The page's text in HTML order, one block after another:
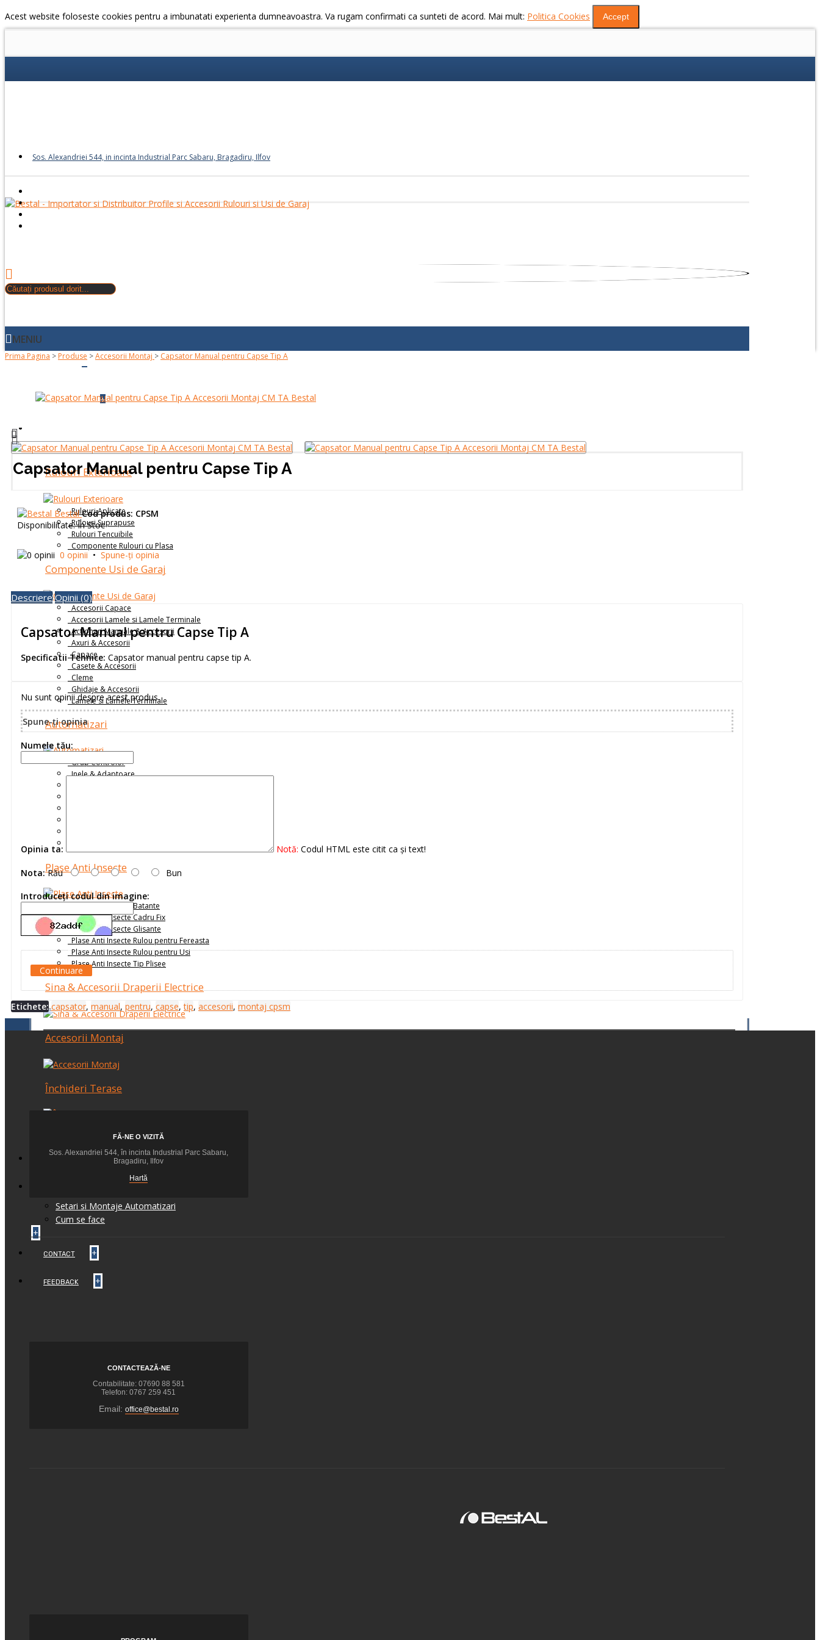
Acest website foloseste cookies pentru a imbunatati experienta dumneavoastra. Va rugam confirmati ca sunteti de acord. Mai mult: Politica Cookies Accept
Sos. Alexandriei 544, in incinta Industrial Parc Sabaru, Bragadiru, Ilfov
MENIU
DESPRE NOI +
Rulouri Exterioare
Rulouri Aplicate
Rulouri Suprapuse
Rulouri Tencuibile
Componente Rulouri cu Plasa
Componente Usi de Garaj
Accesorii Capace
Accesorii Lamele si Lamele Terminale
Actionari Manuale & Accesorii
Axuri & Accesorii
Capace
Casete & Accesorii
Cleme
Ghidaje & Accesorii
Lamele si Lamele Terminale
Automatizari
Grup Controlor
Inele & Adaptoare
Plase Anti Insecte
Plase Anti Insecte Batante
Plase Anti Insecte Cadru Fix
Plase Anti Insecte Glisante
Plase Anti Insecte Rulou pentru Fereasta
Plase Anti Insecte Rulou pentru Usi
Plase Anti Insecte Tip Plisee
Sina & Accesorii Draperii Electrice
Accesorii Montaj
Închideri Terase
+
Setari si Montaje Automatizari
Cum se face
+
CONTACT +
FEEDBACK +
Prima Pagina > Produse >Accesorii Montaj > Capsator Manual pentru Capse Tip A
Capsator Manual pentru Capse Tip A
BestalCod produs: CPSM
Disponibilitate: În Stoc
0 opinii • Spune-ţi opinia
Descriere Opinii (0)
Capsator Manual pentru Capse Tip A
Specificatii Tehnice: Capsator manual pentru capse tip A.
Nu sunt opinii despre acest produs.
Spune-ţi opinia
Numele tău:
Opinia ta: Notă: Codul HTML este citit ca şi text!
Nota: Rău
Bun
Introduceţi codul din imagine:
Continuare
Etichete: capsator, manual, pentru, capse,tip, accesorii, montaj cpsm
FĂ-NE O VIZITĂ
Sos. Alexandriei 544, în incinta Industrial Parc Sabaru,
Bragadiru, Ilfov
Hartă
CONTACTEAZĂ-NE
Contabilitate: 07690 88 581
Telefon: 0767 259 451
Email: office@bestal.ro